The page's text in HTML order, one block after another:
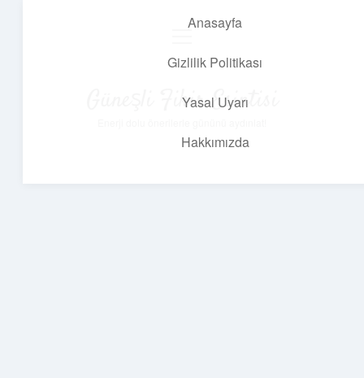
Anasayfa
Gizlilik Politikası
Yasal Uyarı
Hakkımızda
Güneşli Fikir Esintisi